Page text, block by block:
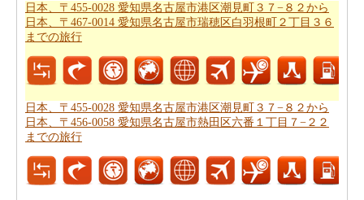
−２２からの飛ぶことを計画します。日本、〒455-0028
愛知県名古屋市港区潮見町３７−８２から日本、〒456-
行時間
の推定をしたいですか。
あなたの旅行プランをもらった後、あなたはまた、ルー
トプランナーの助けを借りて計画された 日本、〒455-
0028 愛知県名古屋市港区潮見町３７−８２から日本、〒
456-0058 愛知県名古屋市熱田区六番１丁目７−２２まで
の道路ルートプランを取得したいと思います。
日本、〒455-0028 愛知県名古屋市港区潮見町３７−８２から
日本、〒467-0014 愛知県名古屋市瑞穂区白羽根町２丁目３６
までの旅行
日本、〒455-0028 愛知県名古屋市港区潮見町３７−８２から
日本、〒456-0058 愛知県名古屋市熱田区六番１丁目７−２２
までの旅行